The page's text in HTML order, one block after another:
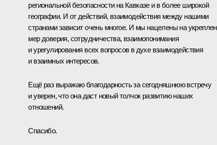
региональной безопасности на Кавказе и в более широкой
географии. И от действий, взаимодействия между нашими
странами зависит очень многое. И мы нацелены на
мер доверия, сотрудничества, взаимопонимания
и урегулирования всех вопросов в духе взаимодействия
и взаимных интересов.
Ещё раз выражаю благодарность за сегодняшнюю встречу
и уверен, что она даст новый толчок развитию наших
отношений.
Спасибо.